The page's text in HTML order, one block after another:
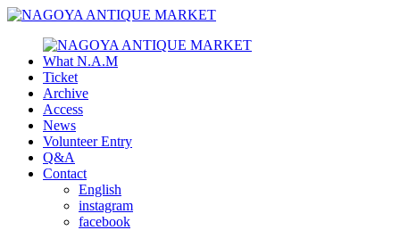
What N.A.M
Ticket
Archive
Access
News
Volunteer Entry
Q&A
Contact
English
instagram
facebook